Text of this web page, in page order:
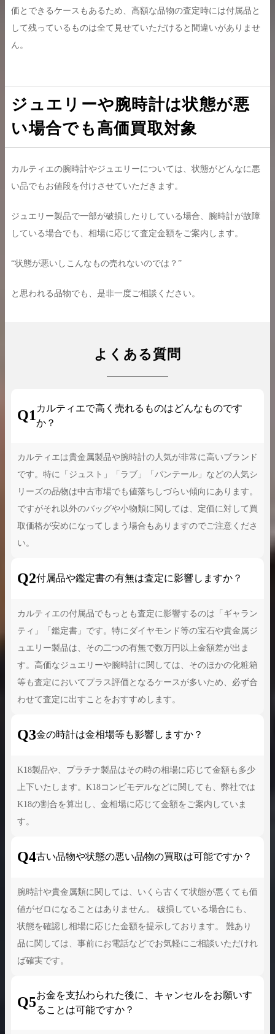
価とできるケースもあるため、高額な品物の査定時には付属品と
して残っているものは全て見せていただけると間違いがありませ
ん。
ジュエリーや腕時計は状態が悪
い場合でも高価買取対象
カルティエの腕時計やジュエリーについては、状態がどんなに悪
い品でもお値段を付けさせていただきます。
ジュエリー製品で一部が破損したりしている場合、腕時計が故障
している場合でも、相場に応じて査定金額をご案内します。
“状態が悪いしこんなもの売れないのでは？”
と思われる品物でも、是非一度ご相談ください。
よくある質問
Q1 カルティエで高く売れるものはどんなものです
か？
カルティエは貴金属製品や腕時計の人気が非常に高いブランド
です。特に「ジュスト」「ラブ」「パンテール」などの人気シ
リーズの品物は中古市場でも値落ちしづらい傾向にあります。
ですがそれ以外のバッグや小物類に関しては、定価に対して買
取価格が安めになってしまう場合もありますのでご注意くださ
い。
Q2付属品や鑑定書の有無は査定に影響しますか？
カルティエの付属品でもっとも査定に影響するのは「ギャラン
ティ」「鑑定書」です。特にダイヤモンド等の宝石や貴金属ジ
ュエリー製品は、その二つの有無で数万円以上金額差が出ま
す。高価なジュエリーや腕時計に関しては、そのほかの化粧箱
等も査定においてプラス評価となるケースが多いため、必ず合
わせて査定に出すことをおすすめします。
Q3金の時計は金相場等も影響しますか？
K18製品や、プラチナ製品はその時の相場に応じて金額も多少
上下いたします。K18コンビモデルなどに関しても、弊社では
K18の割合を算出し、金相場に応じて金額をご案内していま
す。
Q4古い品物や状態の悪い品物の買取は可能ですか？
腕時計や貴金属類に関しては、いくら古くて状態が悪くても価
値がゼロになることはありません。 破損している場合にも、
状態を確認し相場に応じた金額を提示しております。 難あり
品に関しては、事前にお電話などでお気軽にご相談いただけれ
ば確実です。
Q5お金を支払わられた後に、キャンセルをお願いす
ることは可能ですか？